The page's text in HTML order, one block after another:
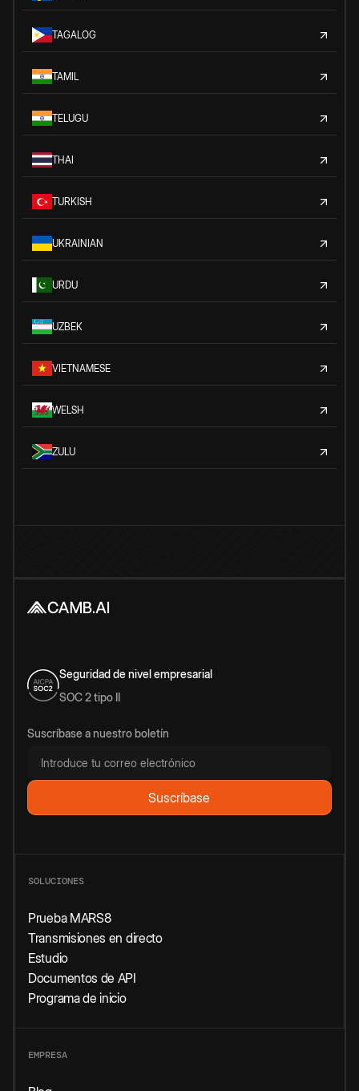
TAGALOG
TAMIL
TELUGU
THAI
TURKISH
UKRAINIAN
URDU
UZBEK
VIETNAMESE
WELSH
ZULU
Seguridad de nivel empresarial
SOC 2 tipo II
Suscríbase a nuestro boletín
SOLUCIONES
Prueba MARS8
Transmisiones en directo
Estudio
Documentos de API
Programa de inicio
EMPRESA